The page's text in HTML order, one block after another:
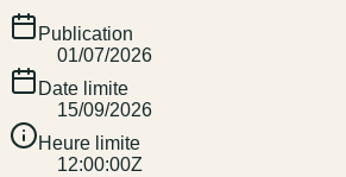
Publication
01/07/2026
Date limite
15/09/2026
Heure limite
12:00:00Z